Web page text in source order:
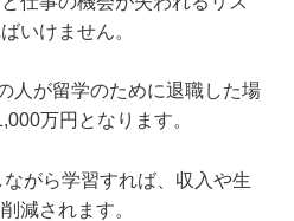
いけません。
人が留学のために退職した場
万円となります。
がら学習すれば、収入や生
減されます。